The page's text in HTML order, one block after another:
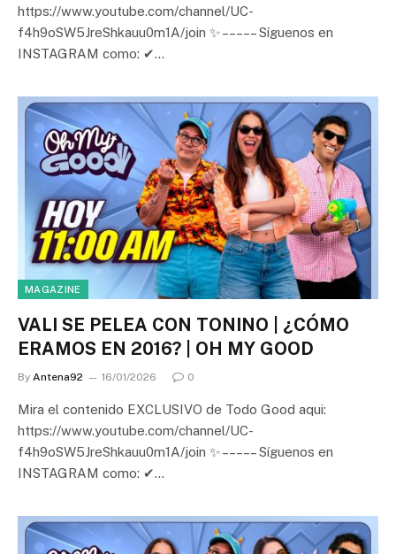
https://www.youtube.com/channel/UC-
f4h9oSW5JreShkauu0m1A/join ✨ – – – – – Síguenos en
INSTAGRAM como: ✔…
MAGAZINE
VALI SE PELEA CON TONINO | ¿CÓMO
ERAMOS EN 2016? | OH MY GOOD
By Antena92 16/01/2026 0
Mira el contenido EXCLUSIVO de Todo Good aqui:
https://www.youtube.com/channel/UC-
f4h9oSW5JreShkauu0m1A/join ✨ – – – – – Síguenos en
INSTAGRAM como: ✔…